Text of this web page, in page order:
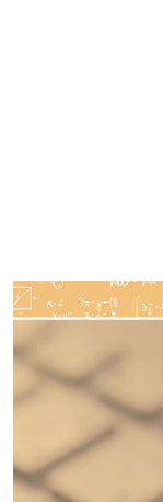
Imagen de portada